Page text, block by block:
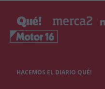
HACEMOS EL DIARIO QUÉ!